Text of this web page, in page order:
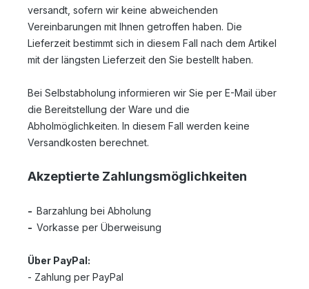
versandt, sofern wir keine abweichenden
Vereinbarungen mit Ihnen getroffen haben. Die
Lieferzeit bestimmt sich in diesem Fall nach dem Artikel
mit der längsten Lieferzeit den Sie bestellt haben.
Bei Selbstabholung informieren wir Sie per E-Mail über
die Bereitstellung der Ware und die
Abholmöglichkeiten. In diesem Fall werden keine
Versandkosten berechnet.
Akzeptierte Zahlungsmöglichkeiten
- Barzahlung bei Abholung
- Vorkasse per Überweisung
Über PayPal:
- Zahlung per PayPal